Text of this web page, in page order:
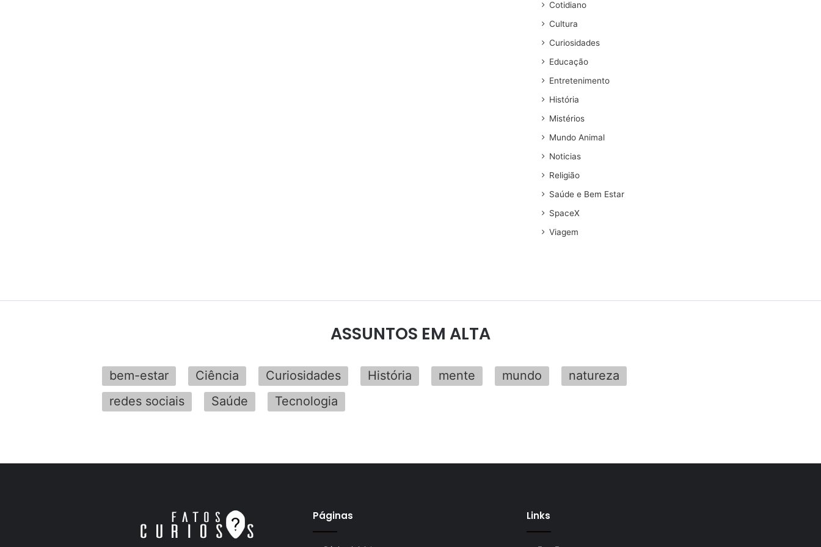
Cotidiano
Cultura
Curiosidades
Educação
Entretenimento
História
Mistérios
Mundo Animal
Noticias
Religião
Saúde e Bem Estar
SpaceX
Viagem
ASSUNTOS EM ALTA
bem-estar Ciência Curiosidades História mente mundo
natureza
redes sociais
Saúde Tecnologia
Páginas Links